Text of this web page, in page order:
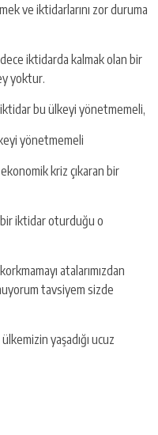
ve iktidarlarını zor duruma
iktidarda kalmak olan bir
yoktur.
iktidar bu ülkeyi yönetmemeli,
yönetmemeli
kriz çıkaran bir
bir iktidar oturduğu o
atalarımızdan
tavsiyem sizde
yaşadığı ucuz